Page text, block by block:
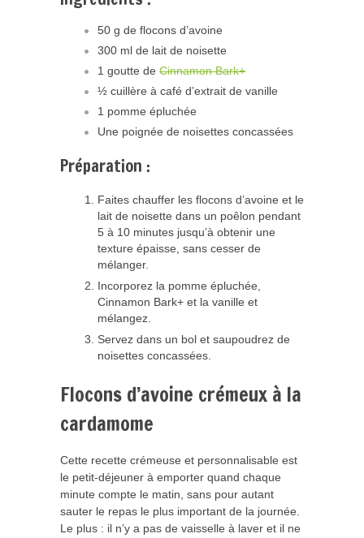
50 g de flocons d’avoine
300 ml de lait de noisette
1 goutte de Cinnamon Bark+
½ cuillère à café d’extrait de vanille
1 pomme épluchée
Une poignée de noisettes concassées
Préparation :
Faites chauffer les flocons d’avoine et le
lait de noisette dans un poêlon pendant
5 à 10 minutes jusqu’à obtenir une
texture épaisse, sans cesser de
mélanger.
Incorporez la pomme épluchée,
Cinnamon Bark+ et la vanille et
mélangez.
Servez dans un bol et saupoudrez de
noisettes concassées.
Flocons d’avoine crémeux à la
cardamome
Cette recette crémeuse et personnalisable est
le petit-déjeuner à emporter quand chaque
minute compte le matin, sans pour autant
sauter le repas le plus important de la journée.
Le plus : il n’y a pas de vaisselle à laver et il ne